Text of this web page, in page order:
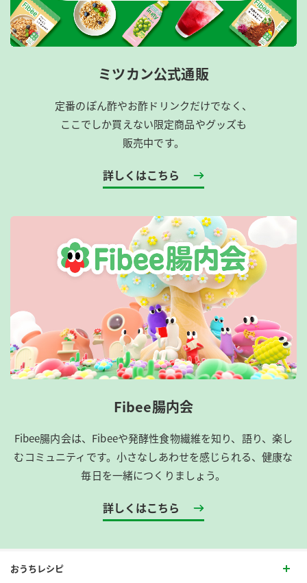
ミツカン公式通販
定番のぽん酢やお酢ドリンクだけでなく、
ここでしか買えない限定商品やグッズも
販売中です。
詳しくはこちら
Fibee腸内会
Fibee腸内会は、​Fibeeや発酵性食物繊維を知り、語り、楽し
むコミュニティです。​小さなしあわせを感じられる、健康な
毎日を一緒につくりましょう。
詳しくはこちら
おうちレシピ